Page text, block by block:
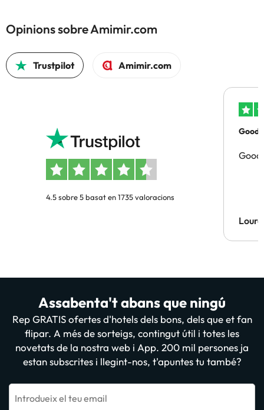
Opinions sobre Amimir.com
Trustpilot Amimir.com
4.5 sobre 5 basat en 1735 valoracions
Good
Good
Assabenta't abans que ningú
Rep GRATIS ofertes d'hotels dels bons, dels que et fan
flipar. A més de sorteigs, contingut útil i totes les
novetats de la nostra web i App. 200 mil persones ja
estan subscrites i llegint-nos, t'apuntes tu també?
Introdueix el teu email